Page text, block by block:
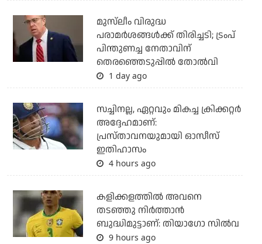
മുസ്‌ലീം വിരുദ്ധ
പരാമര്‍ശങ്ങള്‍ക്ക് തിരിച്ചടി; ട്രംപ്
പിന്തുണച്ച നേതാവിന്
തെരഞ്ഞെടുപ്പില്‍ തോല്‍വി
1 day ago
സച്ചിനല്ല, ഏറ്റവും മികച്ച ക്രിക്കറ്റര്‍
അദ്ദേഹമാണ്:
പ്രസ്താവനയുമായി ഓസീസ്
ഇതിഹാസം
4 hours ago
കളിക്കളത്തില്‍ അവനെ
തടഞ്ഞു നിര്‍ത്താന്‍
ബുദ്ധിമുട്ടാണ്: തിയാഗോ സില്‍വ
9 hours ago